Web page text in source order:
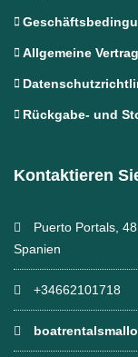
Allgemeine
Rückgabe- und
Kontaktieren
Puerto Portals,
Spanien
+34662101718